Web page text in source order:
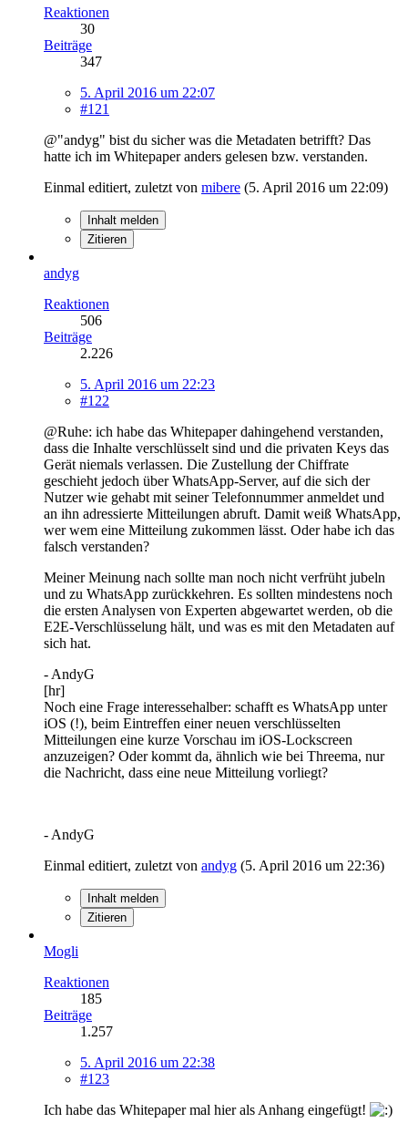
Reaktionen
30
Beiträge
347
5. April 2016 um 22:07
#121
@"andyg" bist du sicher was die Metadaten betrifft? Das
hatte ich im Whitepaper anders gelesen bzw. verstanden.
Einmal editiert, zuletzt von mibere (5. April 2016 um 22:09)
Inhalt melden
Zitieren
andyg
Reaktionen
506
Beiträge
2.226
5. April 2016 um 22:23
#122
@Ruhe: ich habe das Whitepaper dahingehend verstanden,
dass die Inhalte verschlüsselt sind und die privaten Keys das
Gerät niemals verlassen. Die Zustellung der Chiffrate
geschieht jedoch über WhatsApp-Server, auf die sich der
Nutzer wie gehabt mit seiner Telefonnummer anmeldet und
an ihn adressierte Mitteilungen abruft. Damit weiß WhatsApp,
wer wem eine Mitteilung zukommen lässt. Oder habe ich das
falsch verstanden?
Meiner Meinung nach sollte man noch nicht verfrüht jubeln
und zu WhatsApp zurückkehren. Es sollten mindestens noch
die ersten Analysen von Experten abgewartet werden, ob die
E2E-Verschlüsselung hält, und was es mit den Metadaten auf
sich hat.
- AndyG
[hr]
Noch eine Frage interessehalber: schafft es WhatsApp unter
iOS (!), beim Eintreffen einer neuen verschlüsselten
Mitteilungen eine kurze Vorschau im iOS-Lockscreen
anzuzeigen? Oder kommt da, ähnlich wie bei Threema, nur
die Nachricht, dass eine neue Mitteilung vorliegt?
- AndyG
Einmal editiert, zuletzt von andyg (5. April 2016 um 22:36)
Inhalt melden
Zitieren
Mogli
Reaktionen
185
Beiträge
1.257
5. April 2016 um 22:38
#123
Ich habe das Whitepaper mal hier als Anhang eingefügt!